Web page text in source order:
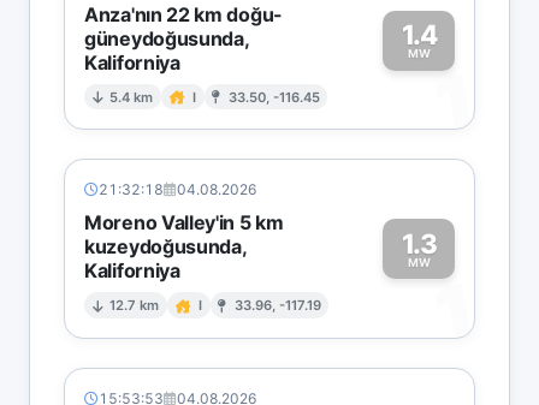
Anza'nın 22 km doğu-
güneydoğusunda,
Kaliforniya
5.4 km I 33.50, -116.45
1.4
MW
1
21:32:18 04.08.2026
Moreno Valley'in 5 km
kuzeydoğusunda,
Kaliforniya
12.7 km I 33.96, -117.19
1.3
MW
1
15:53:53 04.08.2026